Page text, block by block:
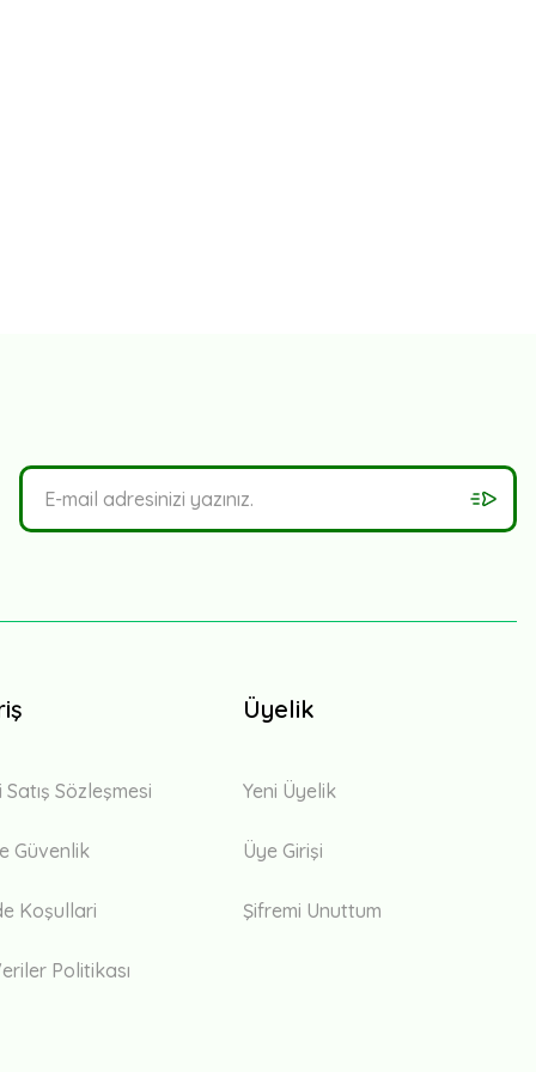
Sözleşmesi
Güvenlik
Koşullari
Politikası
Üyelik
Yeni Üyelik
Üye Girişi
Şifremi Unuttum